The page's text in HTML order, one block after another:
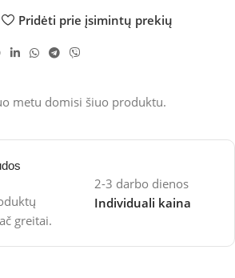
Pridėti prie įsimintų prekių
metu domisi šiuo produktu.
greitai.
2-3 darbo dienos
Individuali kaina